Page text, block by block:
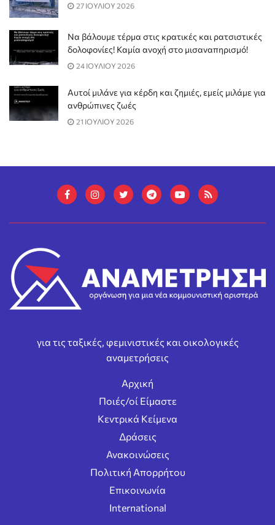
27 ΙΟΥΛΙΟΥ 2026
Να βάλουμε τέρμα στις κρατικές και ρατσιστικές
δολοφονίες! Καμία ανοχή στο μισαναπηρισμό!
24 ΙΟΥΛΙΟΥ 2026
Αυτοί μιλάνε για κέρδη και ζημιές, εμείς μιλάμε για
ανθρώπινες ζωές
21 ΙΟΥΛΙΟΥ 2026
για τις ταξικές, φεμινιστικές και οικολογικές
αναμετρήσεις
Αρχική
Ποιές/οί Είμαστε
Κεντρικά Κείμενα
Δράσεις
Ανακοινώσεις
Πολιτική Απορρήτου
Επικοινωνία
International